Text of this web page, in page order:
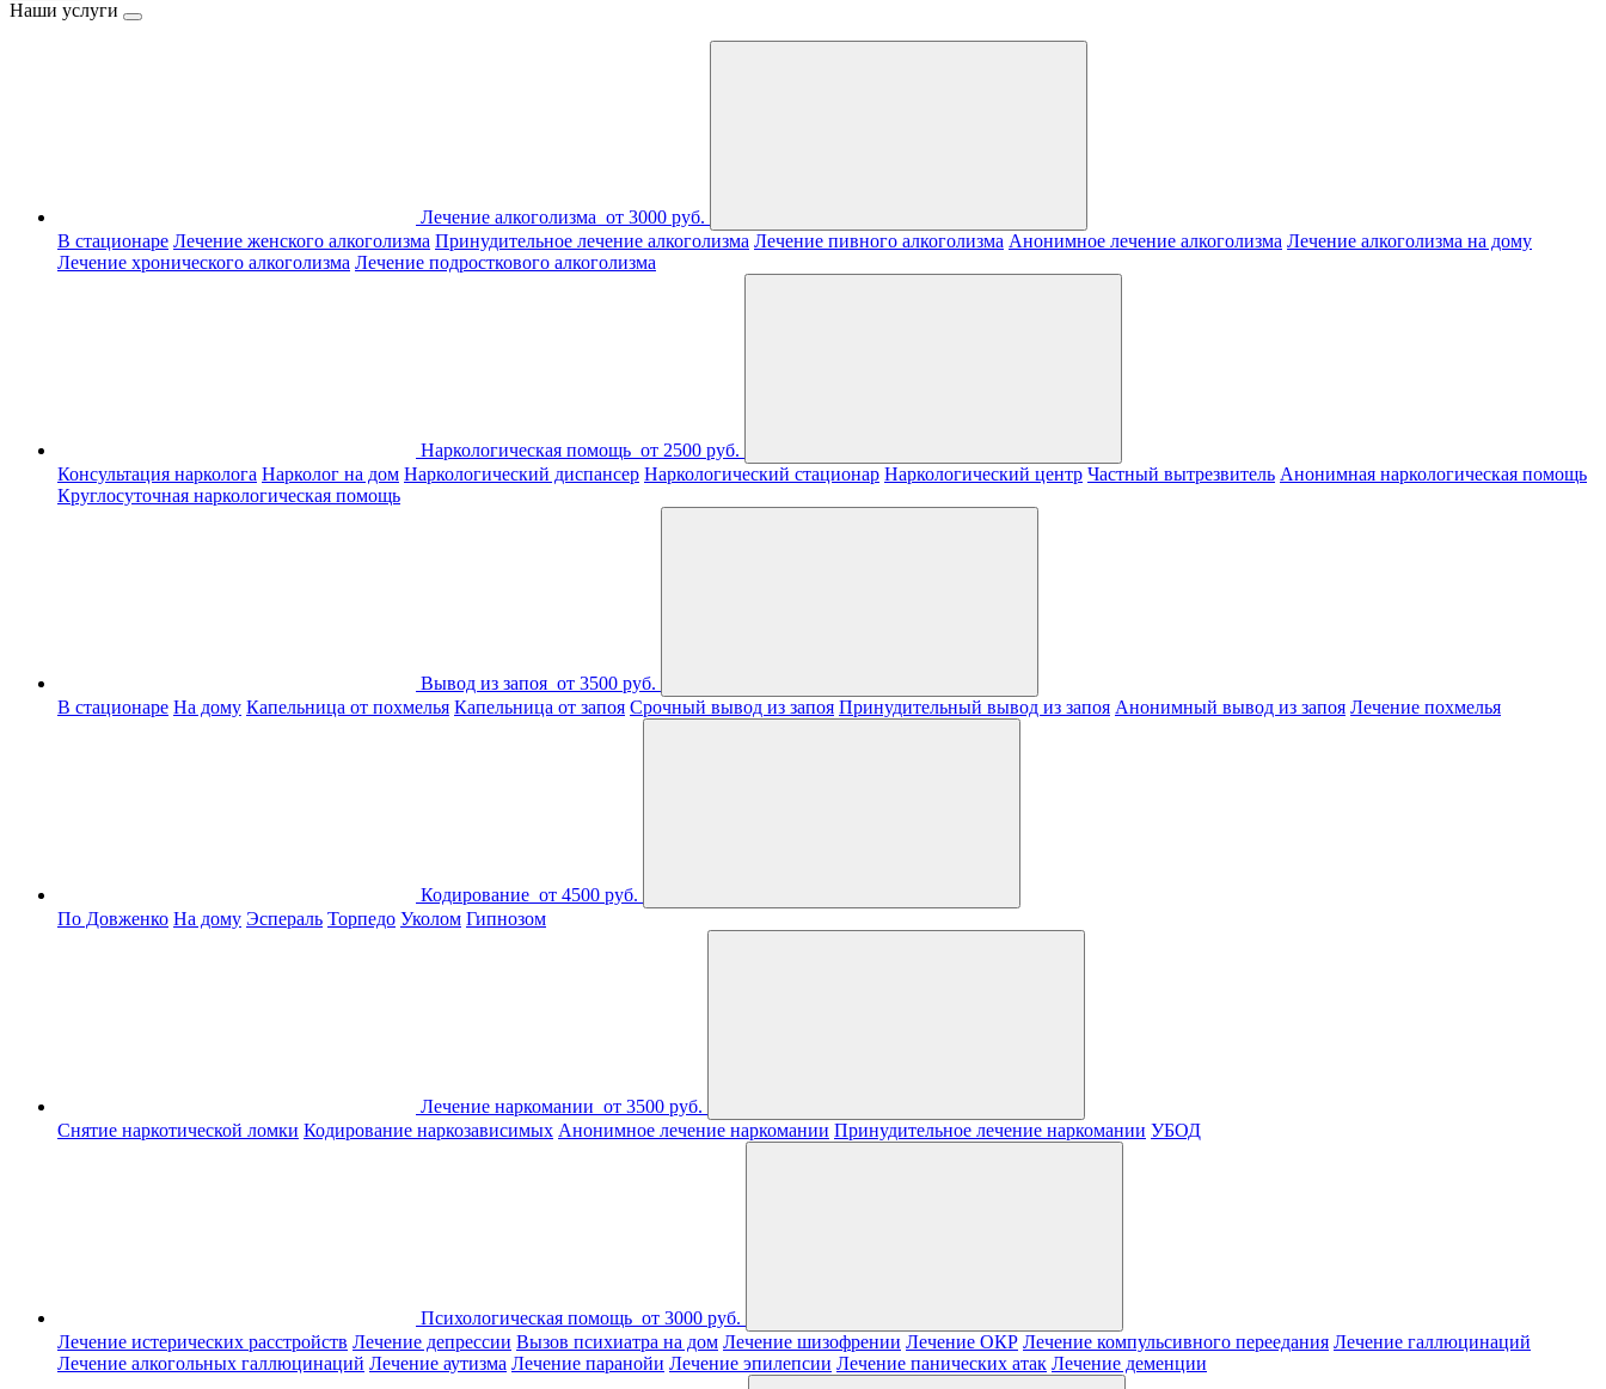
Наши услуги
Лечение алкоголизма от 3000 руб.
В стационаре Лечение женского алкоголизма Принудительное лечение алкоголизма Лечение пивного алкоголизма Анонимное лечение алкоголизма Лечение алкоголизма на дому
Лечение хронического алкоголизма Лечение подросткового алкоголизма
Наркологическая помощь от 2500 руб.
Консультация нарколога Нарколог на дом Наркологический диспансер Наркологический стационар Наркологический центр Частный вытрезвитель Анонимная наркологическая помощь
Круглосуточная наркологическая помощь
Вывод из запоя от 3500 руб.
В стационаре На дому Капельница от похмелья Капельница от запоя Срочный вывод из запоя Принудительный вывод из запоя Анонимный вывод из запоя Лечение похмелья
Кодирование от 4500 руб.
По Довженко На дому Эспераль Торпедо Уколом Гипнозом
Лечение наркомании от 3500 руб.
Снятие наркотической ломки Кодирование наркозависимых Анонимное лечение наркомании Принудительное лечение наркомании УБОД
Психологическая помощь от 3000 руб.
Лечение истерических расстройств Лечение депрессии Вызов психиатра на дом Лечение шизофрении Лечение ОКР Лечение компульсивного переедания Лечение галлюцинаций
Лечение алкогольных галлюцинаций Лечение аутизма Лечение паранойи Лечение эпилепсии Лечение панических атак Лечение деменции